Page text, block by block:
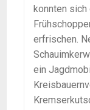
konnten
erfrischen.
ein